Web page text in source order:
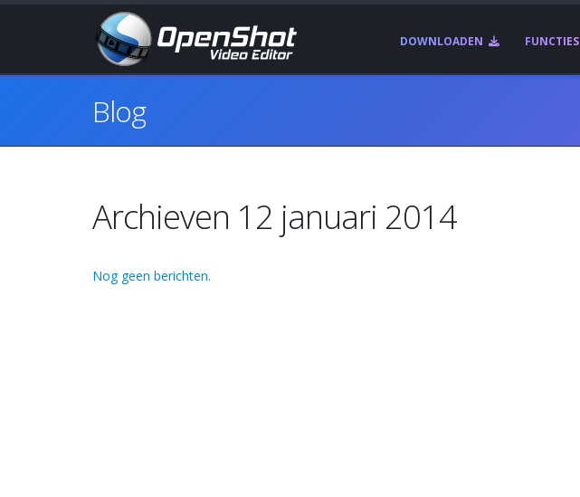
DOWNLOADEN FUNCTIES
Blog
Archieven 12 januari 2014
Nog geen berichten.